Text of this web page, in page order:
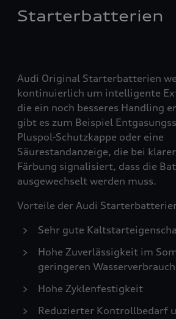
Starterbatterien
Audi Original Starterbatterien
kontinuierlich um intelligente
die ein noch besseres Handling
gibt es zum Beispiel
Pluspol-Schutzkappe oder eine
Säurestandanzeige, die bei
Färbung signalisiert, dass die
ausgewechselt werden muss.
Vorteile der Audi
Sehr gute
Hohe Zuverlässigkeit im
geringeren Wasserverbrauch
Hohe Zyklenfestigkeit
Reduzierter Kontrollbedarf